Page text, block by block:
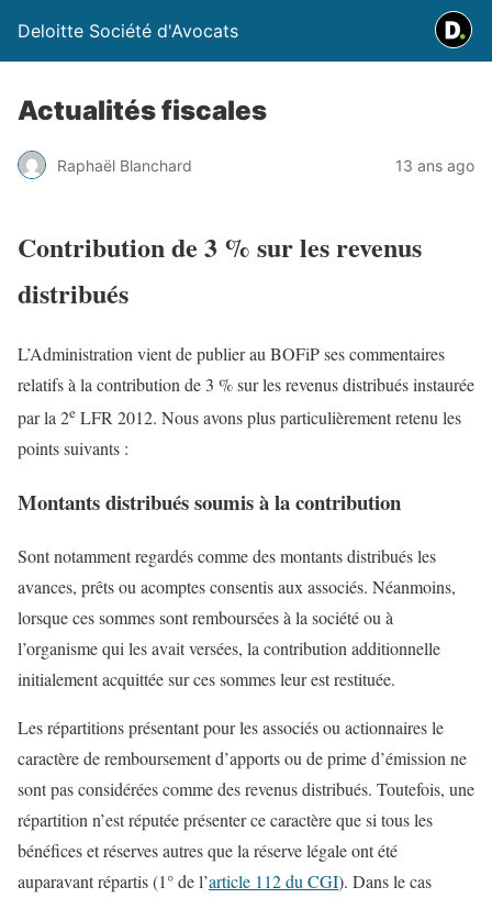
Deloitte Société d'Avocats
Actualités fiscales
Raphaël Blanchard 13 ans ago
Contribution de 3 % sur les revenus
distribués
L’Administration vient de publier au BOFiP ses commentaires
relatifs à la contribution de 3 % sur les revenus distribués instaurée
par la 2e LFR 2012. Nous avons plus particulièrement retenu les
points suivants :
Montants distribués soumis à la contribution
Sont notamment regardés comme des montants distribués les
avances, prêts ou acomptes consentis aux associés. Néanmoins,
lorsque ces sommes sont remboursées à la société ou à
l’organisme qui les avait versées, la contribution additionnelle
initialement acquittée sur ces sommes leur est restituée.
Les répartitions présentant pour les associés ou actionnaires le
caractère de remboursement d’apports ou de prime d’émission ne
sont pas considérées comme des revenus distribués. Toutefois, une
répartition n’est réputée présenter ce caractère que si tous les
bénéfices et réserves autres que la réserve légale ont été
auparavant répartis (1° de l’article 112 du CGI). Dans le cas